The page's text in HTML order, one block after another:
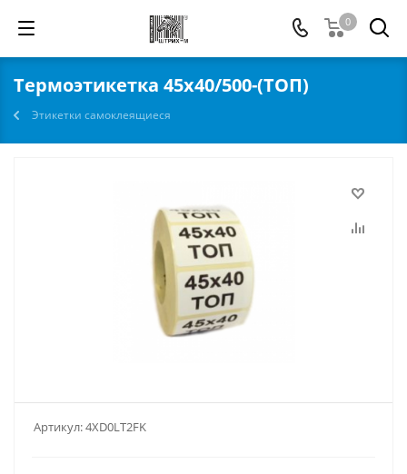
0
Термоэтикетка 45х40/500-(TOП)
Этикетки самоклеящиеся
Артикул:4XD0LT2FK